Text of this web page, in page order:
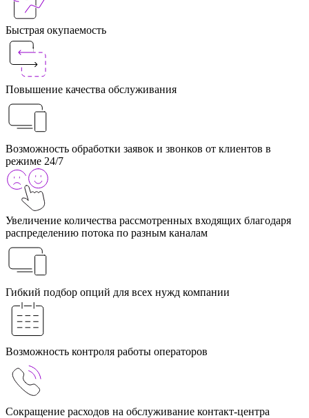
Быстрая окупаемость
Повышение качества обслуживания
Возможность обработки заявок и звонков от клиентов в
режиме 24/7
Увеличение количества рассмотренных входящих благодаря
распределению потока по разным каналам
Гибкий подбор опций для всех нужд компании
Возможность контроля работы операторов
Сокращение расходов на обслуживание контакт-центра